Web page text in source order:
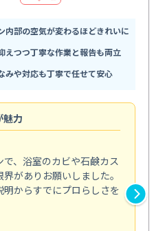
内部の空気が変わるほどきれいに
えつつ丁寧な作業と報告も両立
みや対応も丁寧で任せて安心
魅力
、浴室のカビや石鹸カス
がありお願いしました。
からすでにプロらしさを